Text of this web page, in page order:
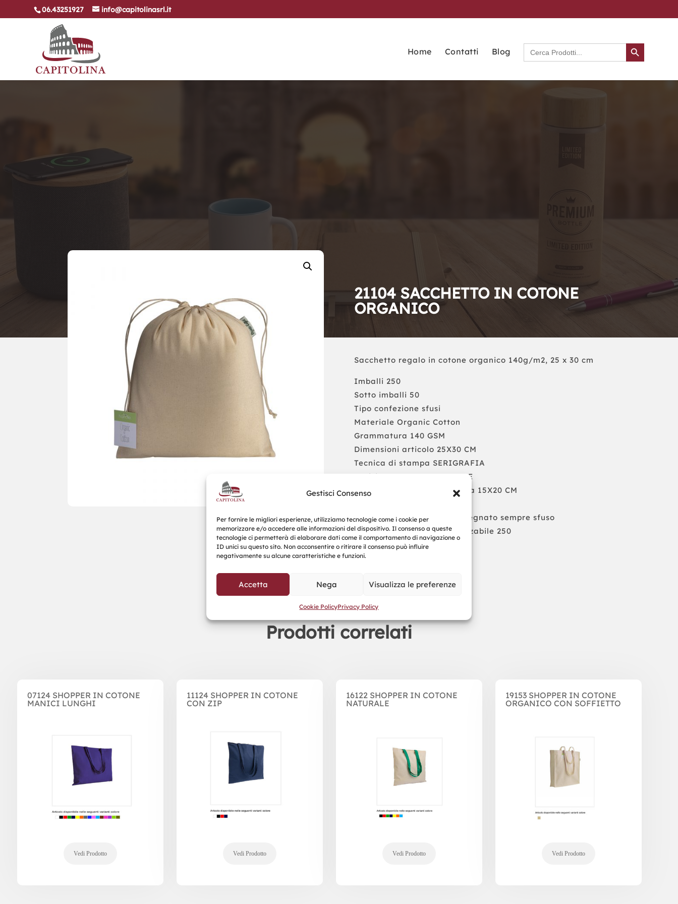
Gestisci Consenso
Per fornire le migliori esperienze, utilizziamo tecnologie come i cookie per
memorizzare e/o accedere alle informazioni del dispositivo. Il consenso a queste
tecnologie ci permetterà di elaborare dati come il comportamento di navigazione o
ID unici su questo sito. Non acconsentire o ritirare il consenso può influire
negativamente su alcune caratteristiche e funzioni.
Accetta Nega Visualizza le preferenze
Cookie PolicyPrivacy Policy
06.43251927 info@capitolinasrl.it
Home Contatti Blog Search
for:
Search Button
21104 SACCHETTO IN COTONE
ORGANICO
Sacchetto regalo in cotone organico 140g/m2, 25 x 30 cm
Imballi 250
Sotto imballi 50
Tipo confezione sfusi
Materiale Organic Cotton
Grammatura 140 GSM
Dimensioni articolo 25X30 CM
Tecnica di stampa SERIGRAFIA
Posizione stampa CENTRALE
Dimensione stampa massima 15X20 CM
Tipo confezionamento Consegnato sempre sfuso
Quantità minima personalizzabile 250
Richiedi un Preventivo
Prodotti correlati
07124 SHOPPER IN COTONE
MANICI LUNGHI
11124 SHOPPER IN COTONE
CON ZIP
16122 SHOPPER IN COTONE
NATURALE
19153 SHOPPER IN COTONE
ORGANICO CON SOFFIETTO